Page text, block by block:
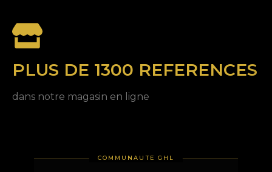
PLUS DE 1300 REFERENCES
dans notre magasin en ligne